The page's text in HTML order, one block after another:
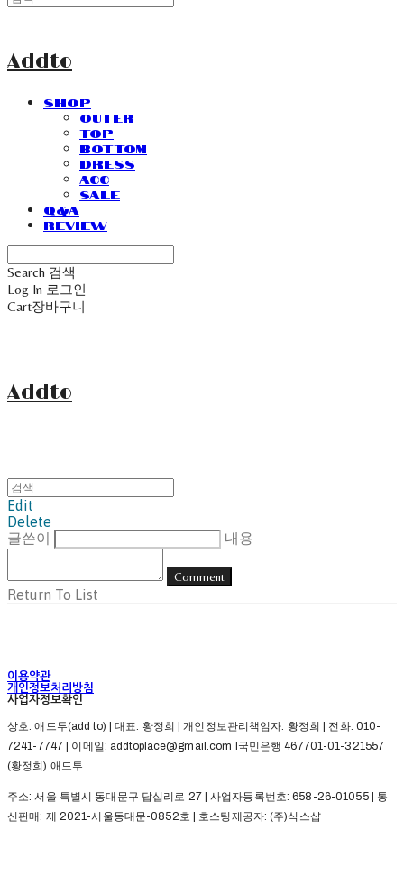
Addto
SHOP
Outer
Top
Bottom
Dress
Acc
Sale
Q&A
Review
Search 검색
Log In 로그인
Cart장바구니
Addto
Edit
Delete
글쓴이
내용
Comment
Return To List
이용약관
개인정보처리방침
사업자정보확인
상호: 애드투(add to) | 대표: 황정희 | 개인정보관리책임자: 황정희 | 전화: 010-
7241-7747 | 이메일: addtoplace@gmail.com l국민은행 467701-01-321557
(황정희) 애드투
주소: 서울 특별시 동대문구 답십리로 27 | 사업자등록번호:658-26-01055| 통
신판매: 제 2021-서울동대문-0852호 | 호스팅제공자: (주)식스샵